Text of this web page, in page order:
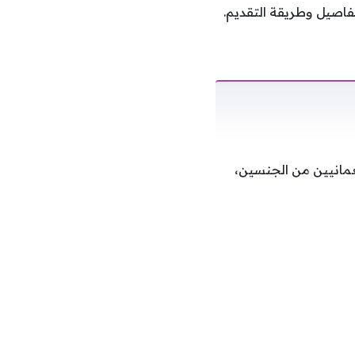
وطريقة التقديم.
من الجنسين،